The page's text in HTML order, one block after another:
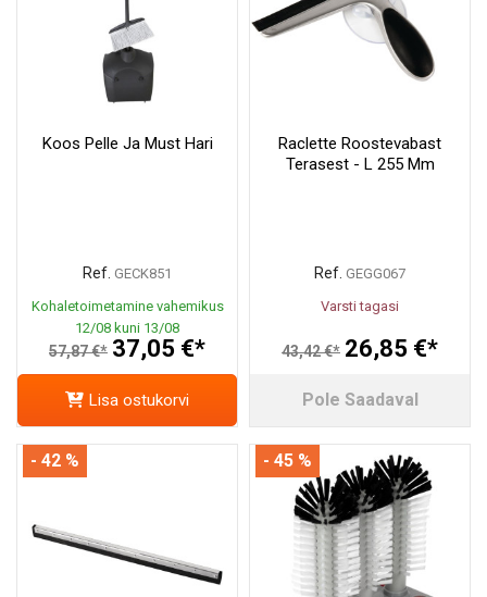
Koos Pelle Ja Must Hari
Ref. GECK851
Kohaletoimetamine vahemikus
12/08 kuni 13/08
57,87 €* 37,05 €*
Lisa ostukorvi
Raclette Roostevabast
Terasest - L 255 Mm
Ref. GEGG067
Varsti tagasi
43,42 €* 26,85 €*
Pole Saadaval
- 42 % - 45 %